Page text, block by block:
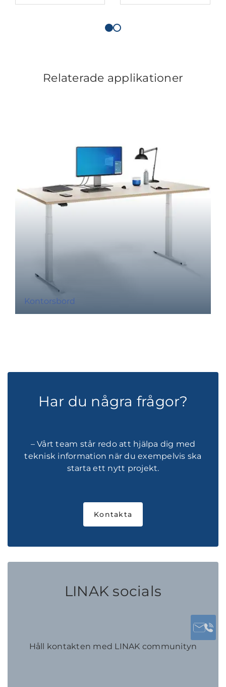
Relaterade applikationer
Kontorsbord
Har du några frågor?
– Vårt team står redo att hjälpa dig med
teknisk information när du exempelvis ska
starta ett nytt projekt.
Kontakta
LINAK socials
Håll kontakten med LINAK communityn